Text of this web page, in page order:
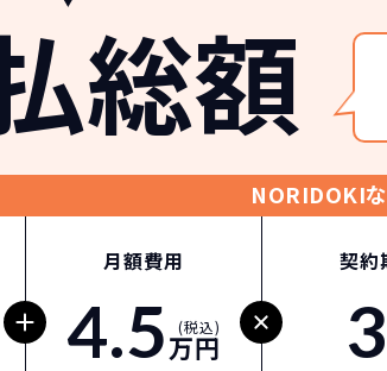
総額
NORIDOKI
月額費用
4.5万円
(税込)
契約